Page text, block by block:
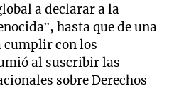
a declarar a la
hasta que de una
cumplir con los
al suscribir las
sobre Derechos